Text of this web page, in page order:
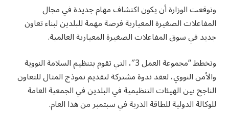
وتوقعت الوزارة أن يكون اكتشاف مهام جديدة في مجال
المفاعلات الصغيرة المعيارية فرصة مهمة للبلدين لبناء تعاون
جديد في سوق المفاعلات الصغيرة المعيارية العالمية.
وتخطط “مجموعة العمل 3″، التي تقوم بتنظيم السلامة النووية
والأمن النووي، لعقد ندوة مشتركة لتقديم نموذج المثال للتعاون
الناجح بين الهيئات التنظيمية في البلدين في الجمعية العامة
للوكالة الدولية للطاقة الذرية في سبتمبر من هذا العام.